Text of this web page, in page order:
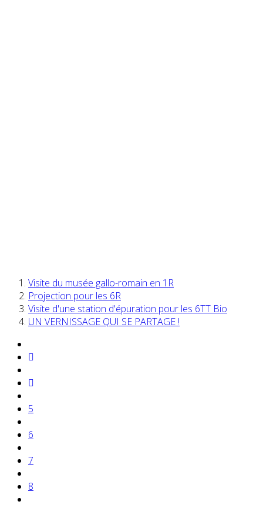
Visite du musée gallo-romain en 1R
Projection pour les 6R
Visite d'une station d'épuration pour les 6TT Bio
UN VERNISSAGE QUI SE PARTAGE !
5
6
7
8